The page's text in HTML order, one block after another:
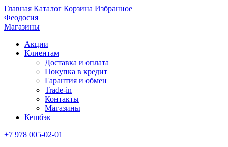
Главная Каталог Корзина Избранное
Феодосия
Магазины
Акции
Клиентам
Доставка и оплата
Покупка в кредит
Гарантия и обмен
Trade-in
Контакты
Магазины
Кешбэк
+7 978 005-02-01